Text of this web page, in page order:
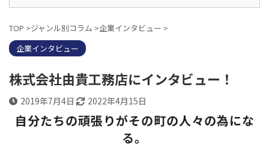
TOP >ジャンル別コラム >企業インタビュー >
企業インタビュー
株式会社由貴工務店にインタビュー！
2019年7月4日 2022年4月15日
自分たちの頑張りがその町の人々の為にな
る。